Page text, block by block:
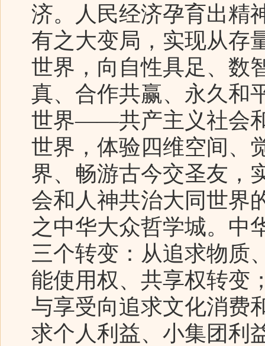
济。人民经济孕育出精
有之大变局，实现从存
世界，向自性具足、数
真、合作共赢、永久和
世界——共产主义社会
世界，体验四维空间、
界、畅游古今交圣友，
会和人神共治大同世界
之中华大众哲学城。中
三个转变：从追求物质
能使用权、共享权转变
与享受向追求文化消费
求个人利益、小集团利